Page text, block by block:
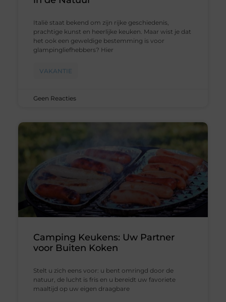
Italië staat bekend om zijn rijke geschiedenis,
prachtige kunst en heerlijke keuken. Maar wist je dat
het ook een geweldige bestemming is voor
glampingliefhebbers? Hier
VAKANTIE
Geen Reacties
Camping Keukens: Uw Partner
voor Buiten Koken
Stelt u zich eens voor: u bent omringd door de
natuur, de lucht is fris en u bereidt uw favoriete
maaltijd op uw eigen draagbare